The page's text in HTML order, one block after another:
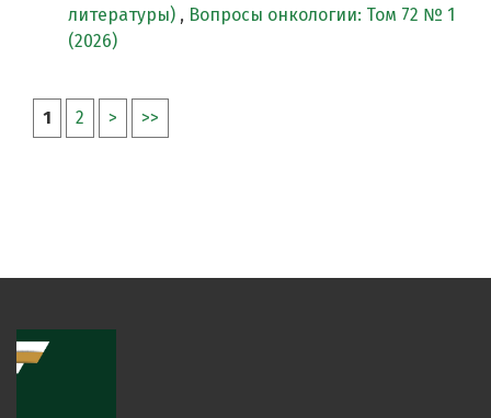
литературы) , Вопросы онкологии: Том 72 № 1
(2026)
1 2 > >>